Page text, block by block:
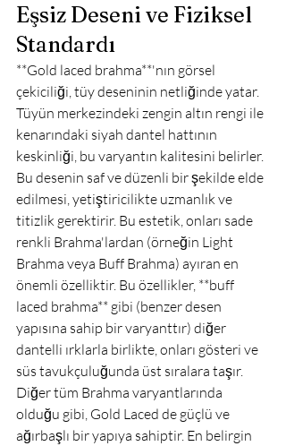
Eşsiz Deseni ve Fiziksel
Standardı
**Gold laced brahma**'nın görsel
çekiciliği, tüy deseninin netliğinde yatar.
Tüyün merkezindeki zengin altın rengi ile
kenarındaki siyah dantel hattının
keskinliği, bu varyantın kalitesini belirler.
Bu desenin saf ve düzenli bir şekilde elde
edilmesi, yetiştiricilikte uzmanlık ve
titizlik gerektirir. Bu estetik, onları sade
renkli Brahma'lardan (örneğin Light
Brahma veya Buff Brahma) ayıran en
önemli özelliktir. Bu özellikler, **buff
laced brahma** gibi (benzer desen
yapısına sahip bir varyanttır) diğer
dantelli ırklarla birlikte, onları gösteri ve
süs tavukçuluğunda üst sıralara taşır.
Diğer tüm Brahma varyantlarında
olduğu gibi, Gold Laced de güçlü ve
ağırbaşlı bir yapıya sahiptir. En belirgin